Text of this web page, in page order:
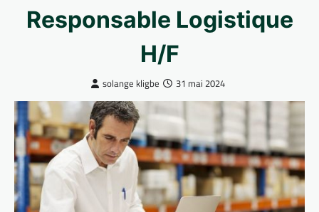
Responsable Logistique
H/F
solange kligbe 31 mai 2024